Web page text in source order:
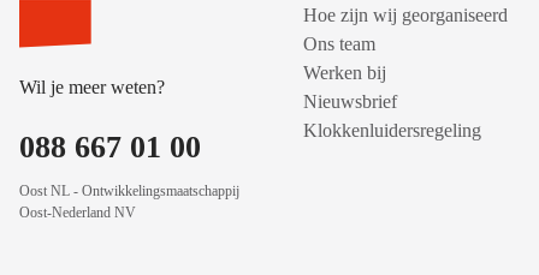
Wil je meer weten?
088 667 01 00
Oost NL - Ontwikkelingsmaatschappij
Oost-Nederland NV
Hoe zijn wij georganiseerd
Ons team
Werken bij
Nieuwsbrief
Klokkenluidersregeling